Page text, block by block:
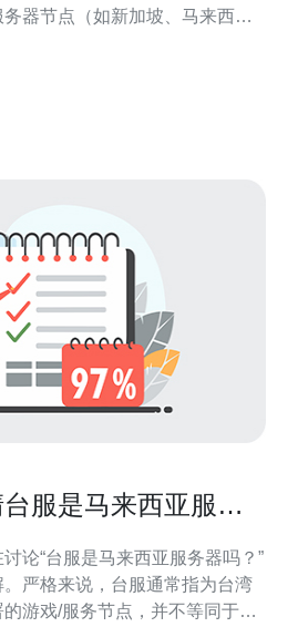
器节点（如新加坡、马来西
，最便宜的方案通常是用优化
服是马来西亚服务
论“台服是马来西亚服务器吗？”
严格来说，台服通常指为台湾
游戏/服务节点，并不等同于马